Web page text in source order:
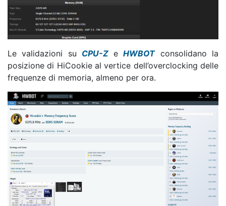
Le validazioni su CPU-ZeHWBOTconsolidano la
posizione di HiCookie al vertice dell’overclocking delle
frequenze di memoria, almeno per ora.